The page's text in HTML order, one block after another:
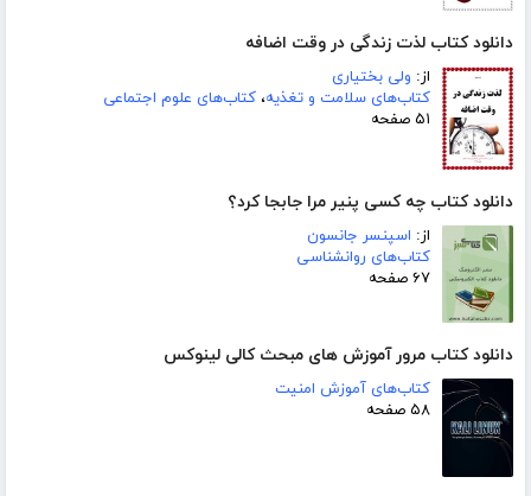
دانلود کتاب لذت زندگی در وقت اضافه
از: ولی بختیاری
کتاب‌های سلامت و تغذیه، کتاب‌های علوم اجتماعی
۵۱ صفحه
دانلود کتاب چه کسی پنیر مرا جابجا کرد؟
از: اسپنسر جانسون
کتاب‌های روانشناسی
۶۷ صفحه
دانلود کتاب مرور آموزش های مبحث کالی لینوکس
کتاب‌های آموزش امنیت
۵۸ صفحه